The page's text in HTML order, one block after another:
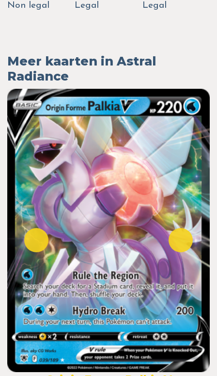
Non legal
Legal
Legal
Meer kaarten in Astral
Radiance